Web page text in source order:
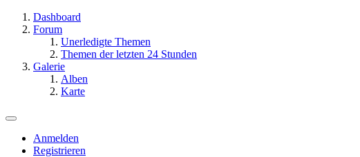
Dashboard
Forum
Unerledigte Themen
Themen der letzten 24 Stunden
Galerie
Alben
Karte
Anmelden
Registrieren